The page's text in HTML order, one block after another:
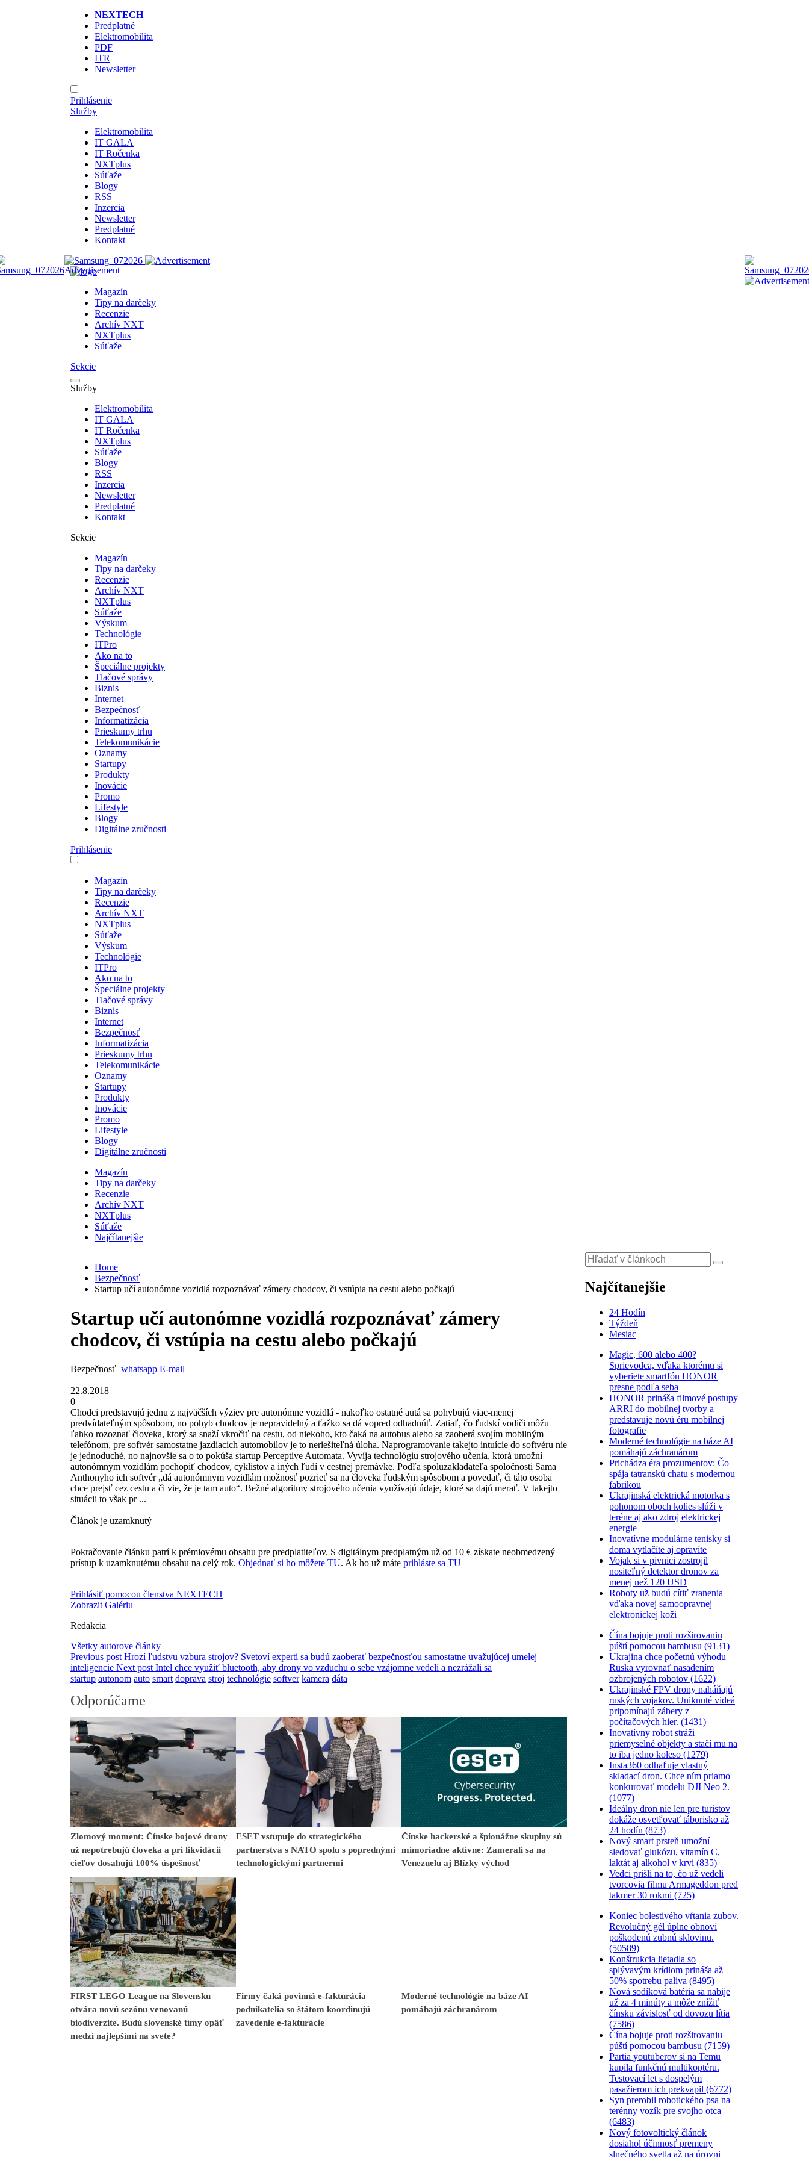
NEXTECH
Predplatné
Elektromobilita
PDF
ITR
Newsletter
Prihlásenie
Služby
Elektromobilita
IT GALA
IT Ročenka
NXTplus
Súťaže
Blogy
RSS
Inzercia
Newsletter
Predplatné
Kontakt
Magazín
Tipy na darčeky
Recenzie
Archív NXT
NXTplus
Súťaže
Sekcie
Služby
Elektromobilita
IT GALA
IT Ročenka
NXTplus
Súťaže
Blogy
RSS
Inzercia
Newsletter
Predplatné
Kontakt
Sekcie
Magazín
Tipy na darčeky
Recenzie
Archív NXT
NXTplus
Súťaže
Výskum
Technológie
ITPro
Ako na to
Špeciálne projekty
Tlačové správy
Biznis
Internet
Bezpečnosť
Informatizácia
Prieskumy trhu
Telekomunikácie
Oznamy
Startupy
Produkty
Inovácie
Promo
Lifestyle
Blogy
Digitálne zručnosti
Prihlásenie
Magazín
Tipy na darčeky
Recenzie
Archív NXT
NXTplus
Súťaže
Výskum
Technológie
ITPro
Ako na to
Špeciálne projekty
Tlačové správy
Biznis
Internet
Bezpečnosť
Informatizácia
Prieskumy trhu
Telekomunikácie
Oznamy
Startupy
Produkty
Inovácie
Promo
Lifestyle
Blogy
Digitálne zručnosti
Magazín
Tipy na darčeky
Recenzie
Archív NXT
NXTplus
Súťaže
Najčítanejšie
Home
Bezpečnosť
Startup učí autonómne vozidlá rozpoznávať zámery chodcov, či vstúpia na cestu alebo počkajú
Startup učí autonómne vozidlá rozpoznávať zámery
chodcov, či vstúpia na cestu alebo počkajú
Bezpečnosť whatsapp E-mail
22.8.2018
0
Chodci predstavujú jednu z najväčších výziev pre autonómne vozidlá - nakoľko ostatné autá sa pohybujú viac-menej
predvídateľným spôsobom, no pohyb chodcov je nepravidelný a ťažko sa dá vopred odhadnúť. Zatiaľ, čo ľudskí vodiči môžu
ľahko rozoznať človeka, ktorý sa snaží vkročiť na cestu, od niekoho, kto čaká na autobus alebo sa zaoberá svojím mobilným
telefónom, pre softvér samostatne jazdiacich automobilov je to neriešiteľná úloha. Naprogramovanie takejto intuície do softvéru nie
je jednoduché, no najnovšie sa o to pokúša startup Perceptive Automata. Vyvíja technológiu strojového učenia, ktorá umožní
autonómnym vozidlám pochopiť chodcov, cyklistov a iných ľudí v cestnej premávke. Podľa spoluzakladateľa spoločnosti Sama
Anthonyho ich softvér „dá autonómnym vozidlám možnosť pozrieť sa na človeka ľudským spôsobom a povedať, či táto osoba
chce prejsť cez cestu a či vie, že je tam auto“. Bežné algoritmy strojového učenia využívajú údaje, ktoré sa dajú merať. V takejto
situácii to však pr ...
Článok je uzamknutý
Pokračovanie článku patrí k prémiovému obsahu pre predplatiteľov. S digitálnym predplatným už od 10 € získate neobmedzený
prístup k uzamknutému obsahu na celý rok. Objednať si ho môžete TU. Ak ho už máte prihláste sa TU
Prihlásiť pomocou členstva NEXTECH
Zobrazit Galériu
Redakcia
Všetky autorove články
Previous post Hrozí ľudstvu vzbura strojov? Svetoví experti sa budú zaoberať bezpečnosťou samostatne uvažujúcej umelej
inteligencie Next post Intel chce využiť bluetooth, aby drony vo vzduchu o sebe vzájomne vedeli a nezrážali sa
startup autonom auto smart doprava stroj technológie softver kamera dáta
Odporúčame
Zlomový moment: Čínske bojové drony
už nepotrebujú človeka a pri likvidácii
cieľov dosahujú 100% úspešnosť
ESET vstupuje do strategického
partnerstva s NATO spolu s poprednými
technologickými partnermi
Čínske hackerské a špionážne skupiny sú
mimoriadne aktívne: Zamerali sa na
Venezuelu aj Blízky východ
FIRST LEGO League na Slovensku
otvára novú sezónu venovanú
biodiverzite. Budú slovenské tímy opäť
medzi najlepšími na svete?
Firmy čaká povinná e-fakturácia
podnikatelia so štátom koordinujú
zavedenie e-fakturácie
Moderné technológie na báze AI
pomáhajú záchranárom
Najčítanejšie
24 Hodín
Týždeň
Mesiac
Magic, 600 alebo 400?
Sprievodca, vďaka ktorému si
vyberiete smartfón HONOR
presne podľa seba
HONOR prináša filmové postupy
ARRI do mobilnej tvorby a
predstavuje novú éru mobilnej
fotografie
Moderné technológie na báze AI
pomáhajú záchranárom
Prichádza éra prozumentov: Čo
spája tatranskú chatu s modernou
fabrikou
Ukrajinská elektrická motorka s
pohonom oboch kolies slúži v
teréne aj ako zdroj elektrickej
energie
Inovatívne modulárne tenisky si
doma vytlačíte aj opravíte
Vojak si v pivnici zostrojil
nositeľný detektor dronov za
menej než 120 USD
Roboty už budú cítiť zranenia
vďaka novej samoopravnej
elektronickej koži
Čína bojuje proti rozširovaniu
púští pomocou bambusu (9131)
Ukrajina chce početnú výhodu
Ruska vyrovnať nasadením
ozbrojených robotov (1622)
Ukrajinské FPV drony naháňajú
ruských vojakov. Uniknuté videá
pripomínajú zábery z
počítačových hier. (1431)
Inovatívny robot stráži
priemyselné objekty a stačí mu na
to iba jedno koleso (1279)
Insta360 odhaľuje vlastný
skladací dron. Chce ním priamo
konkurovať modelu DJI Neo 2.
(1077)
Ideálny dron nie len pre turistov
dokáže osvetľovať táborisko až
24 hodín (873)
Nový smart prsteň umožní
sledovať glukózu, vitamín C,
laktát aj alkohol v krvi (835)
Vedci prišli na to, čo už vedeli
tvorcovia filmu Armageddon pred
takmer 30 rokmi (725)
Koniec bolestivého vŕtania zubov.
Revolučný gél úplne obnoví
poškodenú zubnú sklovinu.
(50589)
Konštrukcia lietadla so
splývavým krídlom prináša až
50% spotrebu paliva (8495)
Nová sodíková batéria sa nabije
už za 4 minúty a môže znížiť
čínsku závislosť od dovozu lítia
(7586)
Čína bojuje proti rozširovaniu
púští pomocou bambusu (7159)
Partia youtuberov si na Temu
kupila funkčnú multikoptéru.
Testovací let s dospelým
pasažierom ich prekvapil (6772)
Syn prerobil robotického psa na
terénny vozík pre svojho otca
(6483)
Nový fotovoltický článok
dosiahol účinnosť premeny
slnečného svetla až na úrovni